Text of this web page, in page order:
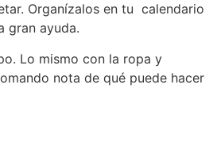
Organízalos en tu calendario
gran ayuda.
Lo mismo con la ropa y
nota de qué puede hacer